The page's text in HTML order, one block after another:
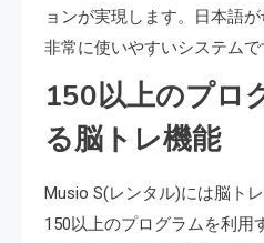
ョンが実現します。日本語
非常に使いやすいシステムで
150以上のプロ
る脳トレ機能
Musio S(レンタル)には脳ト
150以上のプログラムを利用